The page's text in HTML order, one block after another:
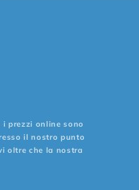
prezzi online sono
il nostro punto
oltre che la nostra